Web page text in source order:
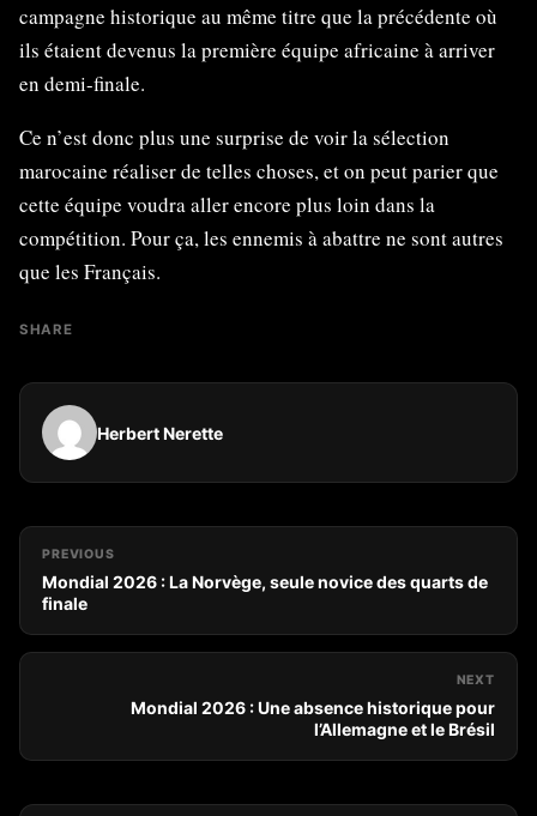
campagne historique au même titre que la précédente où
ils étaient devenus la première équipe africaine à arriver
en demi-finale.
Ce n’est donc plus une surprise de voir la sélection
marocaine réaliser de telles choses, et on peut parier que
cette équipe voudra aller encore plus loin dans la
compétition. Pour ça, les ennemis à abattre ne sont autres
que les Français.
SHARE
Herbert Nerette
PREVIOUS
Mondial 2026 : La Norvège, seule novice des quarts de
finale
NEXT
Mondial 2026 : Une absence historique pour
l’Allemagne et le Brésil